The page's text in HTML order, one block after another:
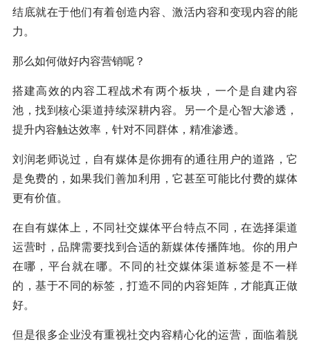
结底就在于他们有着创造内容、激活内容和变现内容的能
力。
那么如何做好内容营销呢？
搭建高效的内容工程战术有两个板块，一个是自建内容
池，找到核心渠道持续深耕内容。另一个是心智大渗透，
提升内容触达效率，针对不同群体，精准渗透。
刘润老师说过，自有媒体是你拥有的通往用户的道路，它
是免费的，如果我们善加利用，它甚至可能比付费的媒体
更有价值。
在自有媒体上，不同社交媒体平台特点不同，在选择渠道
运营时，品牌需要找到合适的新媒体传播阵地。你的用户
在哪，平台就在哪。不同的社交媒体渠道标签是不一样
的，基于不同的标签，打造不同的内容矩阵，才能真正做
好。
但是很多企业没有重视社交内容精心化的运营，面临着脱